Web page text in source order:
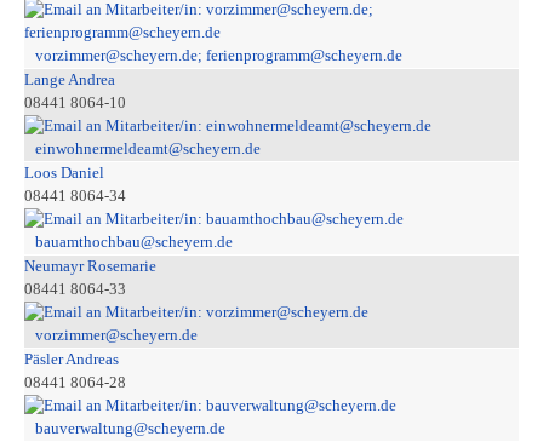
vorzimmer@scheyern.de; ferienprogramm@scheyern.de
Lange Andrea
08441 8064-10
einwohnermeldeamt@scheyern.de
Loos Daniel
08441 8064-34
bauamthochbau@scheyern.de
Neumayr Rosemarie
08441 8064-33
vorzimmer@scheyern.de
Päsler Andreas
08441 8064-28
bauverwaltung@scheyern.de